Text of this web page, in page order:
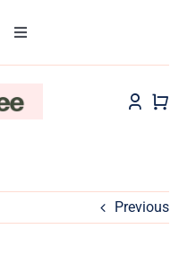
Toggle
Previous